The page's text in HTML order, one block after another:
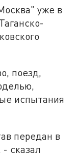
уже в
поезд,
испытания
передан в
сказал